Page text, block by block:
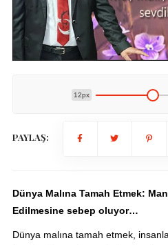
12px
PAYLAŞ:
Dünya Malına Tamah Etmek:
Edilmesine sebep oluyor…
Dünya malına tamah etmek,